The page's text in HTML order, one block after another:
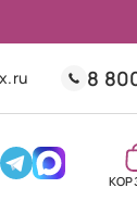
8